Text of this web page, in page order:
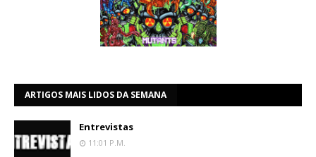
ARTIGOS MAIS LIDOS DA SEMANA
Entrevistas
11:01 P.m.